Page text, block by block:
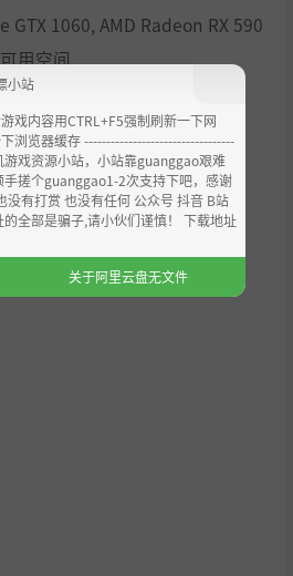
升并承担更多责任。借助这些晋
项目，比如给箱子称重或使用物品
在平板上购买机库扩建，以获得更
GTX 1060, AMD Radeon RX 590
用空间
小站
戏内容用CTRL+F5强制刷新一下网
浏览器缓存 ----------------------------------
戏资源小站，小站靠guanggao艰难
搓个guanggao1-2次支持下吧，感谢
没有打赏 也没有任何 公众号 抖音 B站
全部是骗子,请小伙们谨慎！ 下载地址
关于阿里云盘无文件